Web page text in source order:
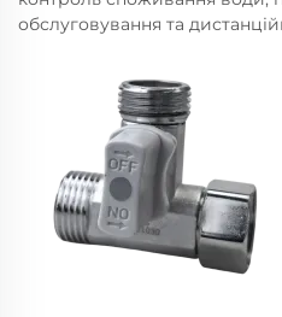
обслуговування та